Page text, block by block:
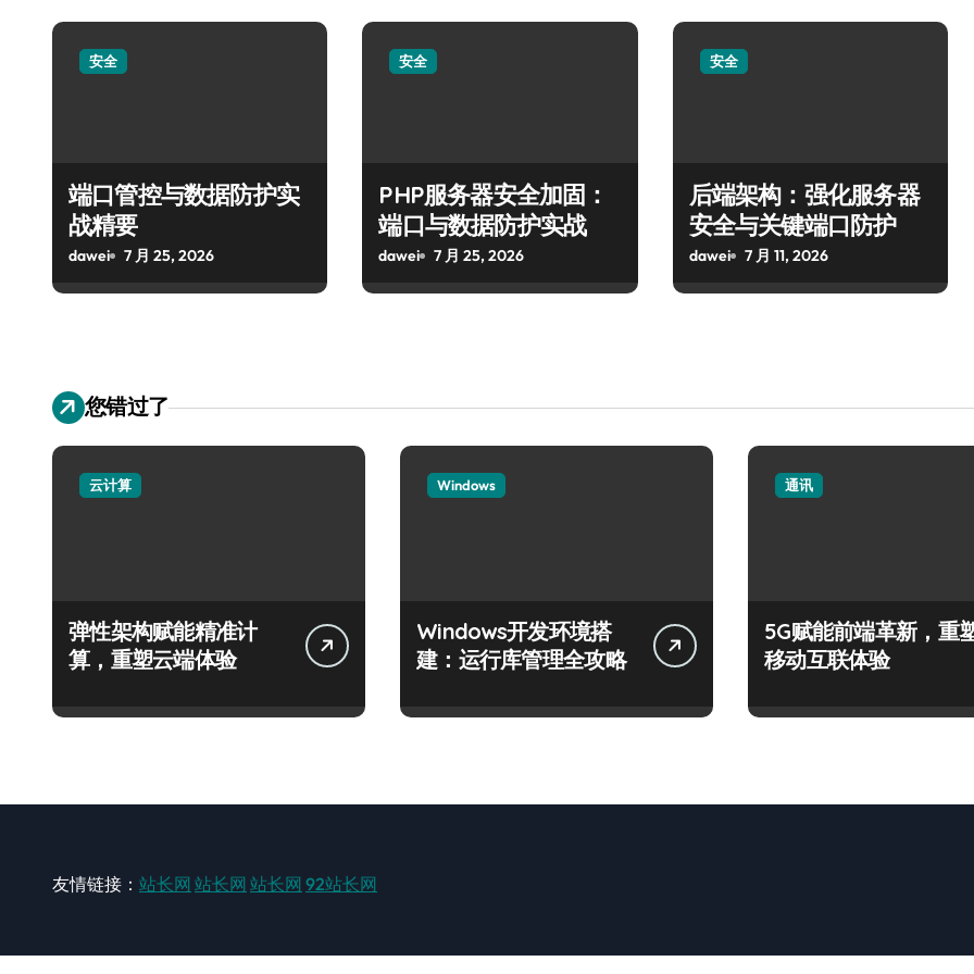
安全
端口管控与数据防护实
战精要
dawei 7 月 25, 2026
安全
PHP服务器安全加固：
端口与数据防护实战
dawei 7 月 25, 2026
安全
后端架构：强化服务器
安全与关键端口防护
dawei 7 月 11, 2026
您错过了
云计算
弹性架构赋能精准计
算，重塑云端体验
Windows
Windows开发环境搭
建：运行库管理全攻略
通讯
5G赋能前端革新，重
移动互联体验
友情链接： 站长网 站长网 站长网 92站长网